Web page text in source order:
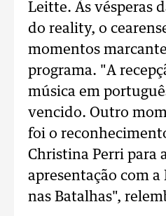
Leitte. Às vésperas
do reality, o
momentos
programa. "A
música em
vencido. Outro
foi o
Christina Perri para
apresentação com a
nas Batalhas",